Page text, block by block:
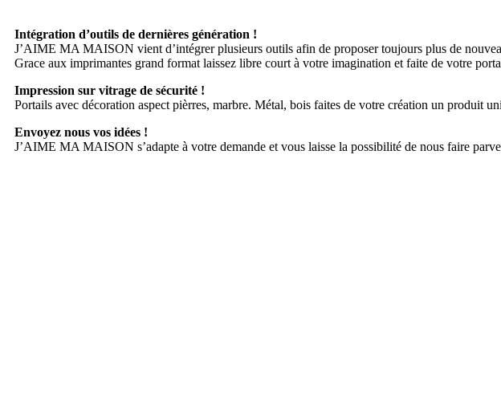
Intégration d’outils de dernières génération !
J’AIME MA MAISON vient d’intégrer plusieurs outils afin de proposer toujours plus de
Grace aux imprimantes grand format laissez libre court à votre imagination et faite de votre
Impression sur vitrage de sécurité !
Portails avec décoration aspect pièrres, marbre. Métal, bois faites de votre création un produit
Envoyez nous vos idées !
J’AIME MA MAISON s’adapte à votre demande et vous laisse la possibilité de nous faire